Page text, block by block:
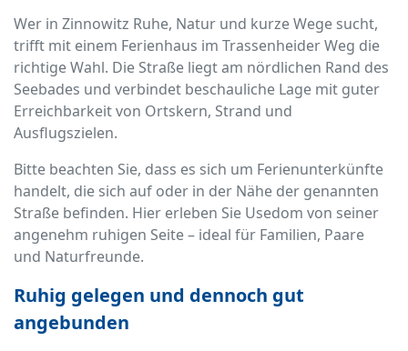
Wer in Zinnowitz Ruhe, Natur und kurze Wege sucht,
trifft mit einem Ferienhaus im Trassenheider Weg die
richtige Wahl. Die Straße liegt am nördlichen Rand des
Seebades und verbindet beschauliche Lage mit guter
Erreichbarkeit von Ortskern, Strand und
Ausflugszielen.
Bitte beachten Sie, dass es sich um Ferienunterkünfte
handelt, die sich auf oder in der Nähe der genannten
Straße befinden. Hier erleben Sie Usedom von seiner
angenehm ruhigen Seite – ideal für Familien, Paare
und Naturfreunde.
Ruhig gelegen und dennoch gut
angebunden